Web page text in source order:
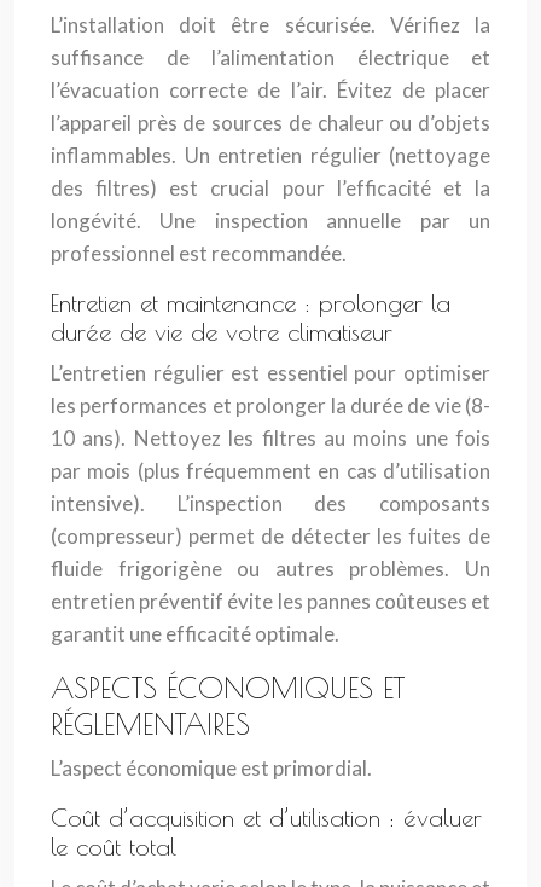
L’installation doit être sécurisée. Vérifiez la
suffisance de l’alimentation électrique et
l’évacuation correcte de l’air. Évitez de placer
l’appareil près de sources de chaleur ou d’objets
inflammables. Un entretien régulier (nettoyage
des filtres) est crucial pour l’efficacité et la
longévité. Une inspection annuelle par un
professionnel est recommandée.
Entretien et maintenance : prolonger la
durée de vie de votre climatiseur
L’entretien régulier est essentiel pour optimiser
les performances et prolonger la durée de vie (8-
10 ans). Nettoyez les filtres au moins une fois
par mois (plus fréquemment en cas d’utilisation
intensive). L’inspection des composants
(compresseur) permet de détecter les fuites de
fluide frigorigène ou autres problèmes. Un
entretien préventif évite les pannes coûteuses et
garantit une efficacité optimale.
ASPECTS ÉCONOMIQUES ET
RÉGLEMENTAIRES
L’aspect économique est primordial.
Coût d’acquisition et d’utilisation : évaluer
le coût total